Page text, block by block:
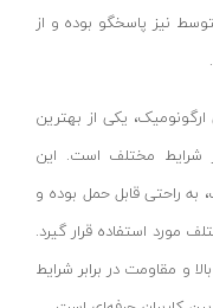
نیز پاسخگو بوده و از
یکی از بهترین
شرایط مختلف است. این
راحتی قابل حمل بوده و
مورد استفاده قرار گیرد.
و مقاومت در برابر شرایط